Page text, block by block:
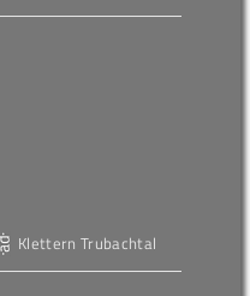
Klettern Trubachtal